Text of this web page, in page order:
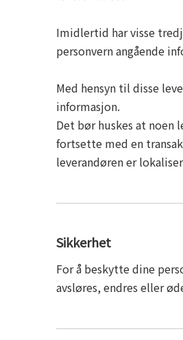
Imidlertid har visse
personvern angående
Med hensyn til disse
informasjon.
Det bør huskes at noen
fortsette med en
leverandøren er
Sikkerhet
For å beskytte dine
avsløres, endres eller